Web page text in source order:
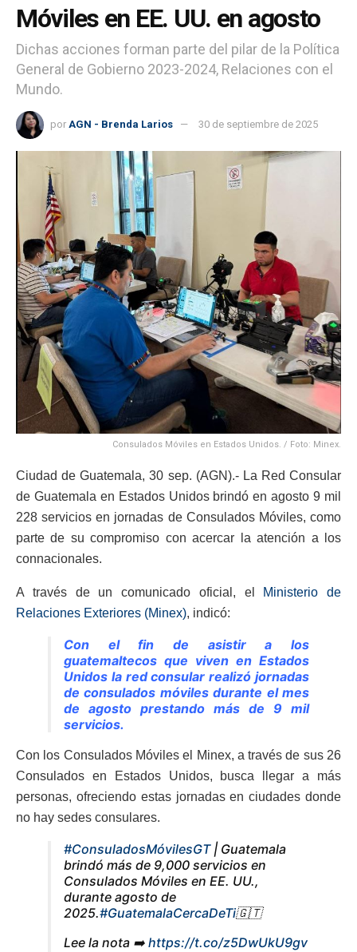
Móviles en EE. UU. en agosto
Dichas acciones forman parte del pilar de la Política
General de Gobierno 2023-2024, Relaciones con el
Mundo.
por AGN - Brenda Larios 30 de septiembre de 2025
Consulados Móviles en Estados Unidos. / Foto: Minex.
Ciudad de Guatemala, 30 sep. (AGN).- La Red Consular
de Guatemala en Estados Unidos brindó en agosto 9 mil
228 servicios en jornadas de Consulados Móviles, como
parte de su compromiso con acercar la atención a los
connacionales.
A través de un comunicado oficial, el
Ministerio de
Relaciones Exteriores (Minex), indicó:
Con el fin de asistir a los
guatemaltecos que viven en Estados
Unidos la red consular realizó jornadas
de consulados móviles durante el mes
de agosto prestando más de 9 mil
servicios.
Con los Consulados Móviles el Minex, a través de sus 26
Consulados en Estados Unidos, busca llegar a más
personas, ofreciendo estas jornadas en ciudades donde
no hay sedes consulares.
#ConsuladosMóvilesGT| Guatemala
brindó más de 9,000 servicios en
Consulados Móviles en EE. UU.,
durante agosto de
2025.#GuatemalaCercaDeTi🇬🇹
Lee la nota ➡️ https://t.co/z5DwUkU9gv